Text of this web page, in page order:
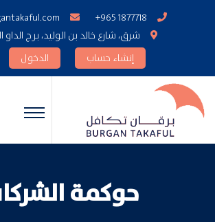
+965 1877718
شرق، شارع خالد بن الوليد، برج الداو
إنشاء حساب
الدخول
حوكمة